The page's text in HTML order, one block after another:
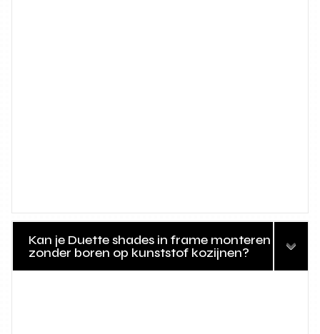
Kan je Duette shades in frame monteren
zonder boren op kunststof kozijnen?